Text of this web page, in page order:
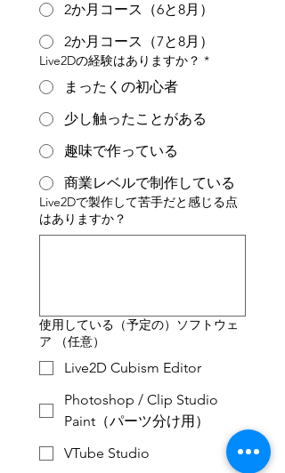
2か月コース（6と8月）
2か月コース（7と8月）
Live2Dの経験はありますか？ *
まったくの初心者
少し触ったことがある
趣味で作っている
商業レベルで制作している
Live2Dで製作して苦手だと感じる点
はありますか？
使用している（予定の）ソフトウェ
ア （任意）
Live2D Cubism Editor
Photoshop / Clip Studio
Paint（パーツ分け用）
VTube Studio